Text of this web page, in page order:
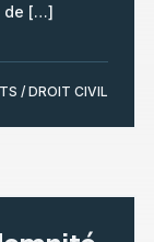
de […]
/ DROIT CIVIL